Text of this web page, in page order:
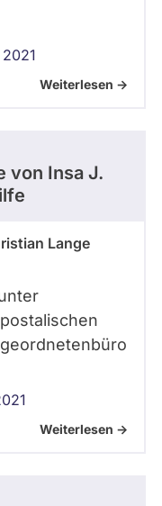
Weiterlesen ->
von Insa J.
Lange
Weiterlesen ->